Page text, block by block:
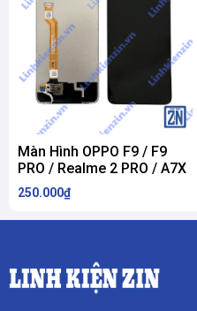
Màn Hình OPPO F9 / F9
PRO / Realme 2 PRO / A7X
250.000₫